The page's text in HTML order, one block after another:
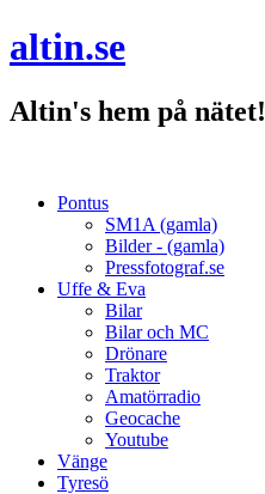
altin.se
Altin's hem på nätet!
Pontus
SM1A (gamla)
Bilder - (gamla)
Pressfotograf.se
Uffe & Eva
Bilar
Bilar och MC
Drönare
Traktor
Amatörradio
Geocache
Youtube
Vänge
Tyresö